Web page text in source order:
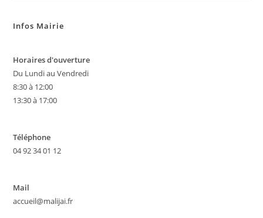
Infos Mairie
Horaires d'ouverture
Du Lundi au Vendredi
8:30 à 12:00
13:30 à 17:00
Téléphone
04 92 34 01 12
Mail
accueil@malijai.fr